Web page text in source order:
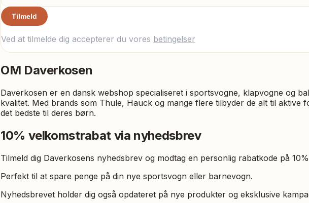
Tilmeld
Ved at tilmelde dig accepterer du vores betingelser
OM Daverkosen
Daverkosen er en dansk webshop specialiseret i sportsvogne, klapvogne og
kvalitet. Med brands som Thule, Hauck og mange flere tilbyder de alt til aktive
det bedste til deres børn.
10% velkomstrabat via nyhedsbrev
Tilmeld dig Daverkosens nyhedsbrev og modtag en personlig rabatkode på
Perfekt til at spare penge på din nye sportsvogn eller barnevogn.
Nyhedsbrevet holder dig også opdateret på nye produkter og eksklusive